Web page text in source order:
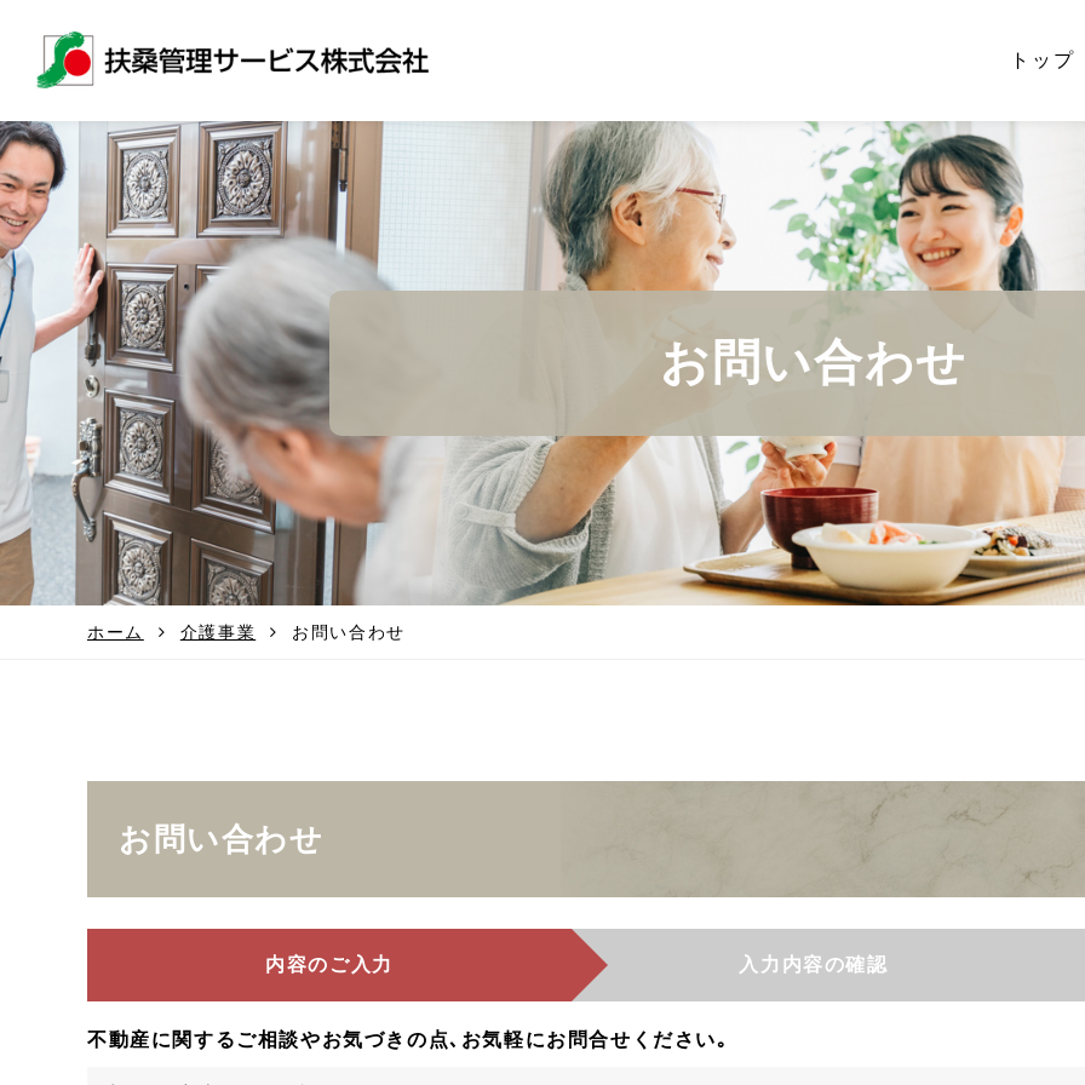
トップ
お問い合わせ
ホーム 介護事業 お問い合わせ
お問い合わせ
内容のご入力 入力内容の確認
不動産に関するご相談やお気づきの点､お気軽にお問合せください｡